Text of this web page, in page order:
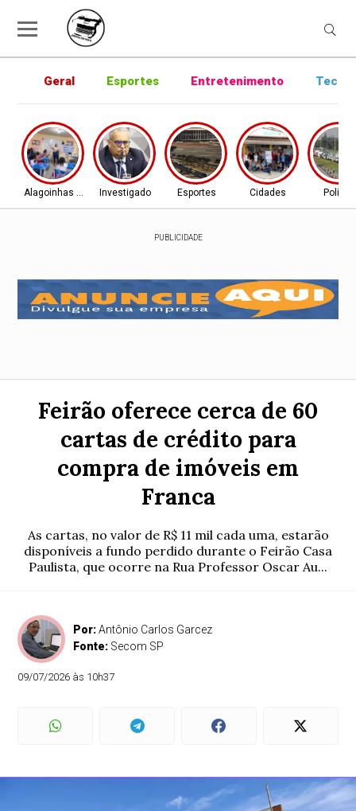
Geral Esportes Entretenimento
Alagoinhas - BA Investigado Esportes Cidades Política
PUBLICIDADE
Feirão oferece cerca de 60
cartas de crédito para
compra de imóveis em
Franca
As cartas, no valor de R$ 11 mil cada uma, estarão
disponíveis a fundo perdido durante o Feirão Casa
Paulista, que ocorre na Rua Professor Oscar Au...
Por:Antônio Carlos Garcez
Fonte: Secom SP
09/07/2026 às 10h37